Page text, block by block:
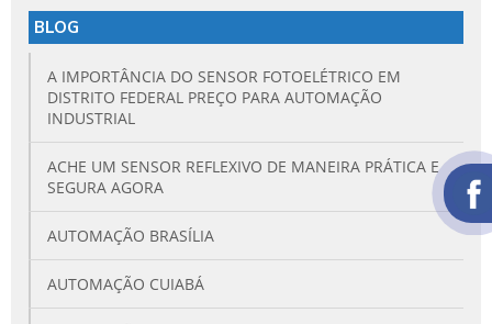
BLOG
A IMPORTÂNCIA DO SENSOR FOTOELÉTRICO EM
DISTRITO FEDERAL PREÇO PARA AUTOMAÇÃO
INDUSTRIAL
ACHE UM SENSOR REFLEXIVO DE MANEIRA PRÁTICA E
SEGURA AGORA
AUTOMAÇÃO BRASÍLIA
AUTOMAÇÃO CUIABÁ